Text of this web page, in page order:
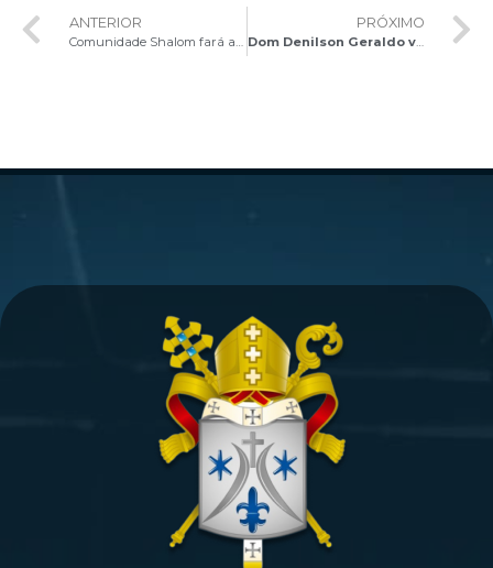
ANTERIOR
Comunidade Shalom fará apresentação teatral: “Filho de Deus, Menino Meu!”
PRÓXIMO
Dom Denilson Geraldo visita a sede do Movimento Eureka